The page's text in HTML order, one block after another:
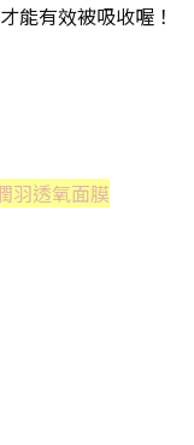
能有效被吸收喔！
羽透氧面膜